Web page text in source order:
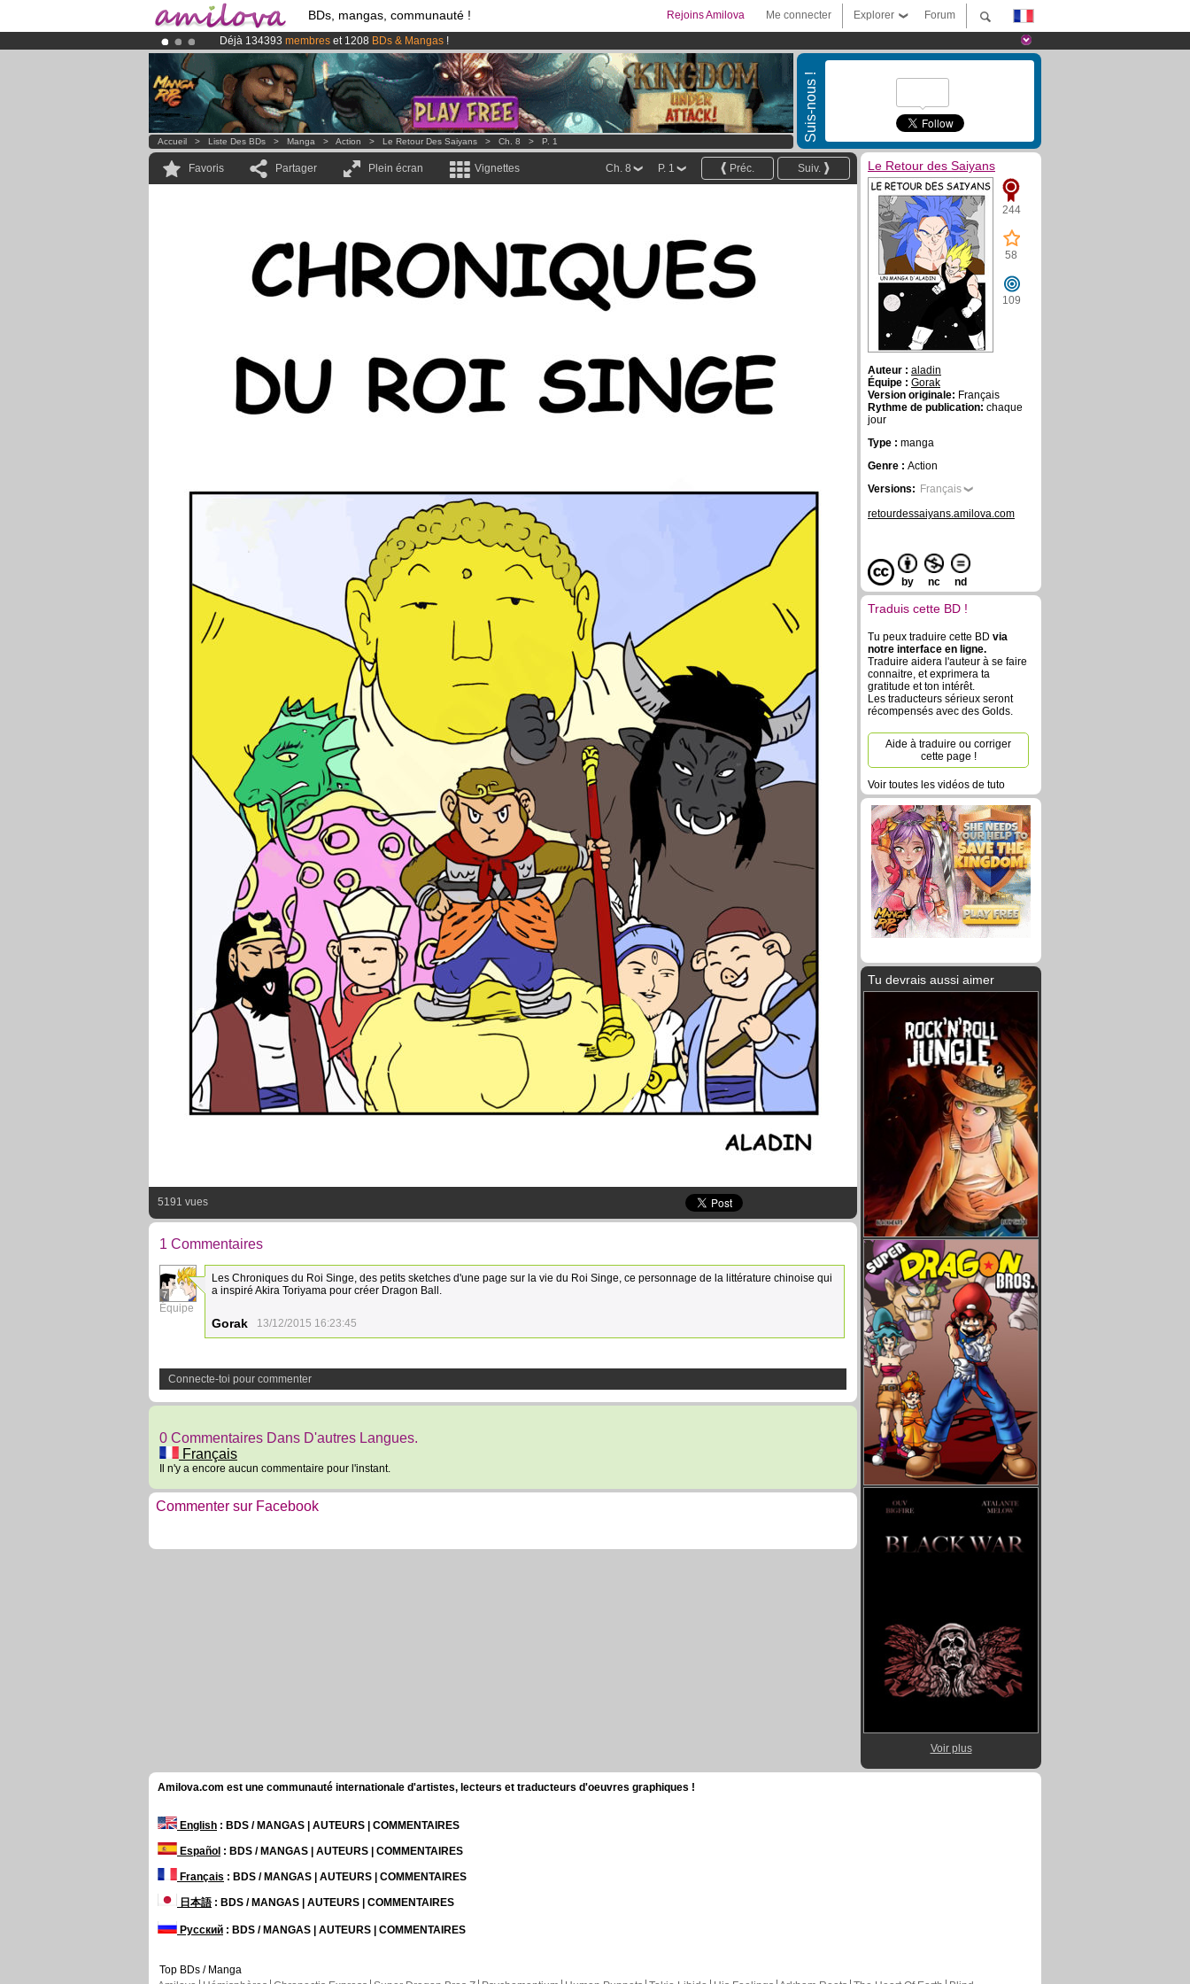
BDs, mangas, communauté ! Forum
Explorer
Me connecter
Rejoins Amilova
Déjà 134393 membres et 1208 BDs & Mangas !
Abonnement premium: à partir de3.95 eurospar mois !Clique ici pour t'abonner
LeKickstarter Amilova est désormais lancé
Suis-nous !
Accueil > Liste Des BDs > Manga > Action > Le Retour Des Saiyans > Ch. 8 > P. 1
Favoris Partager Plein écran Vignettes Suiv.
Préc.
P. 1
Ch. 8
5191 vues
1 Commentaires
7
Équipe
Les Chroniques du Roi Singe, des petits sketches d'une page sur la vie du Roi Singe, ce personnage de la littérature chinoise qui
a inspiré Akira Toriyama pour créer Dragon Ball.
Gorak 13/12/2015 16:23:45
Connecte-toi pour commenter
0 Commentaires Dans D'autres Langues.
Français
Il n'y a encore aucun commentaire pour l'instant.
Commenter sur Facebook
Le Retour des Saiyans
244
58
109
Auteur : aladin
Équipe : Gorak
Version originale: Français
Rythme de publication: chaque
jour
Type : manga
Genre : Action
Versions: Français
retourdessaiyans.amilova.com
by nc nd
Traduis cette BD !
Tu peux traduire cette BD via
notre interface en ligne.
Traduire aidera l'auteur à se faire
connaitre, et exprimera ta
gratitude et ton intérêt.
Les traducteurs sérieux seront
récompensés avec des Golds.
Aide à traduire ou corriger
cette page !
Voir toutes les vidéos de tuto
Tu devrais aussi aimer
Voir plus
Amilova.com est une communauté internationale d'artistes, lecteurs et traducteurs d'oeuvres graphiques !
English : BDS / MANGAS | AUTEURS | COMMENTAIRES
Español : BDS / MANGAS | AUTEURS | COMMENTAIRES
Français : BDS / MANGAS | AUTEURS | COMMENTAIRES
日本語: BDS / MANGAS | AUTEURS | COMMENTAIRES
Русский : BDS / MANGAS | AUTEURS | COMMENTAIRES
Top BDs / Manga